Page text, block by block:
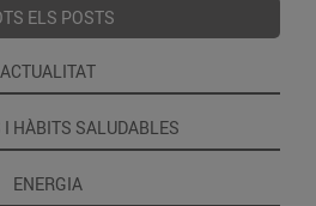
ELS POSTS
ACTUALITAT
HÀBITS SALUDABLES
ENERGIA